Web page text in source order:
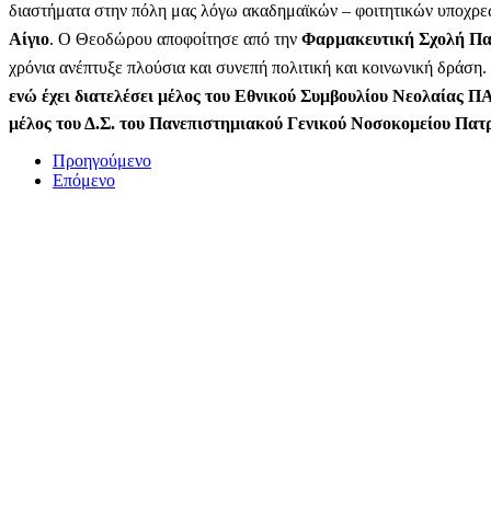
διαστήματα στην πόλη μας λόγω ακαδημαϊκών – φοιτητικών
Αίγιο. Ο Θεοδώρου αποφοίτησε από την Φαρμακευτική Σχολή
χρόνια ανέπτυξε πλούσια και συνεπή πολιτική και κοινωνική δράση.
ενώ έχει διατελέσει μέλος του Εθνικού Συμβουλίου
μέλος του Δ.Σ. του Πανεπιστημιακού Γενικού Νοσοκομείου
Προηγούμενο
Επόμενο